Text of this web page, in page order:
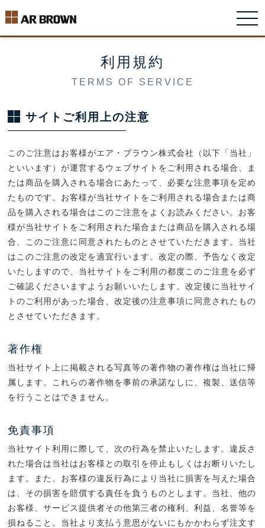
利用規約
TERMS OF SERVICE
サイトご利用上の注意
このご注意はお客様がエア・ブラウン株式会社（以下「当社」
といいます）が運営するウェブサイトをご利用される場合、ま
たは商品を購入される場合にあたって、必要な注意事項を定め
たものです。お客様が当社サイトをご利用される場合または商
品を購入される場合はこのご注意をよくお読みください。お客
様が当社サイトをご利用された場合または商品を購入される場
合、このご注意に同意されたものとさせていただきます。当社
はこのご注意の改定を適宜行います。改定の際、予告なく改定
いたしますので、当社サイトをご利用の都度このご注意を必ず
ご確認くださいますようお願いいたします。改定後に当社サイ
トのご利用があった場合、改定後の注意事項に同意されたもの
とさせていただきます。
著作権
当社サイト上に掲載される写真等の著作物の著作権は当社に帰
属します。これらの著作物を事前の承諾なしに、複製、送信等
を行うことはできません。
免責事項
当社サイト利用に際して、次の行為を禁止いたします。違反さ
れた場合は当社はお客様との取引を停止もしくはお断りいたし
ます。また、お客様の違反行為により当社に損害を与えた場合
は、その損害を賠償する責任を負うものとします。当社、他の
お客様、サービス提供者その他第三者の権利、利益、名誉等を
損ねること。当社より支払う意思がないにもかかわらず注文す